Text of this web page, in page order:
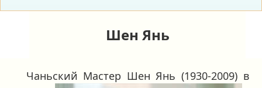
Шен Янь
Чаньский Мастер Шен Янь (1930-2009) в